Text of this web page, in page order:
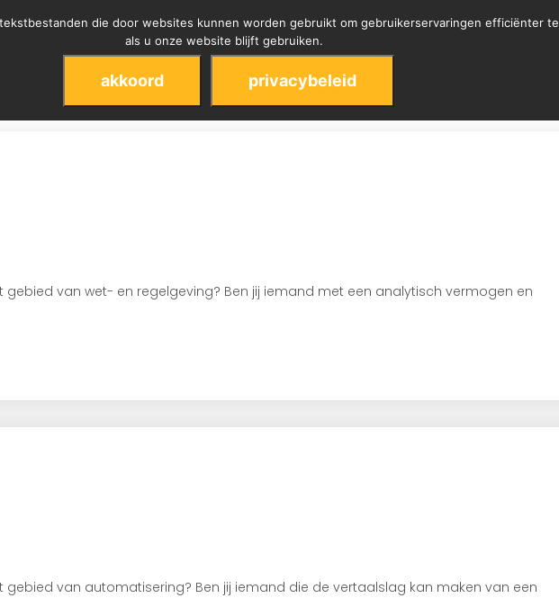
holland
gebied van wet- en regelgeving? Ben jij iemand met een analytisch vermogen en
gebied van automatisering? Ben jij iemand die de vertaalslag kan maken van een
die door websites kunnen worden gebruikt om gebruikerservaringen efficiënter
als u onze website blijft gebruiken.
akkoord privacybeleid